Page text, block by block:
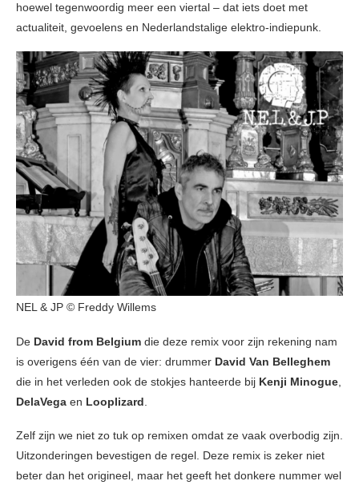
hoewel tegenwoordig meer een viertal – dat iets doet met
actualiteit, gevoelens en Nederlandstalige elektro-indiepunk.
NEL & JP © Freddy Willems
De David from Belgium die deze remix voor zijn rekening nam
is overigens één van de vier: drummer David Van Belleghem
die in het verleden ook de stokjes hanteerde bij Kenji Minogue
DelaVega en Looplizard
Zelf zijn we niet zo tuk op remixen omdat ze vaak overbodig zijn.
Uitzonderingen bevestigen de regel. Deze remix is zeker niet
beter dan het origineel, maar het geeft het donkere nummer wel